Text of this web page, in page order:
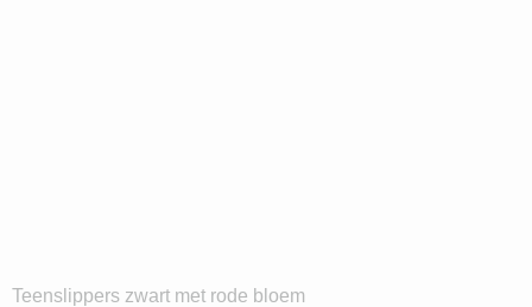
Teenslippers zwart met rode bloem